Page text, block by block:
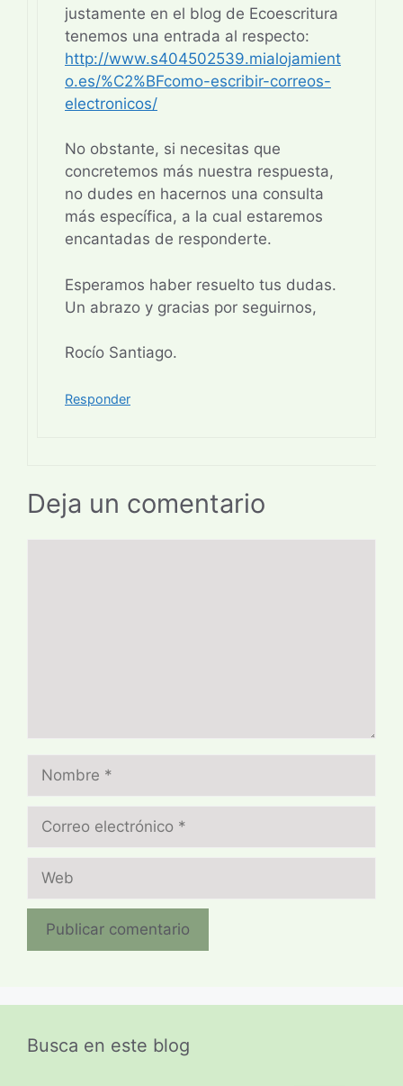
justamente en el blog de Ecoescritura
tenemos una entrada al respecto:
http://www.s404502539.mialojamient
o.es/%C2%BFcomo-escribir-correos-
electronicos/
No obstante, si necesitas que
concretemos más nuestra respuesta,
no dudes en hacernos una consulta
más específica, a la cual estaremos
encantadas de responderte.
Esperamos haber resuelto tus dudas.
Un abrazo y gracias por seguirnos,
Rocío Santiago.
Responder
Deja un comentario
Nombre
Correo
Web
Busca en este blog